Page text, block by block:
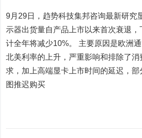
9月29日，趋势科技集邦咨询最新研究
示器出货量自产品上市以来首次衰退
计全年将减少10%。 主要原因是欧洲
北美利率的上升，严重影响和排除了消
求，加上高端显卡上市时间的延迟，
图推迟购买